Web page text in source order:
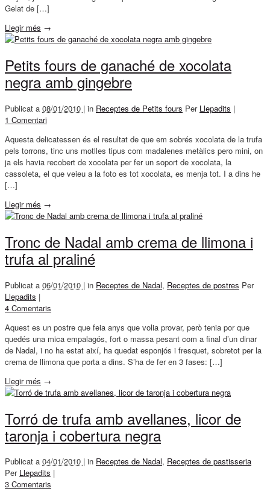
Gelat de […]
Llegir més →
Petits fours de ganaché de xocolata
negra amb gingebre
Publicat a 08/01/2010 | in Receptes de Petits fours Per Llepadits |
1 Comentari
Aquesta delicatessen és el resultat de que em sobrés xocolata de la trufa
pels torrons, tinc uns motlles tipus com madalenes metàlics pero mini, on
ja els havia recobert de xocolata per fer un soport de xocolata, la
cassoleta, el que veieu a la foto es tot xocolata, es menja tot. I a dins he
[…]
Llegir més →
Tronc de Nadal amb crema de llimona i
trufa al praliné
Publicat a 06/01/2010 | in Receptes de Nadal, Receptes de postres Per
Llepadits |
4 Comentaris
Aquest es un postre que feia anys que volia provar, però tenia por que
quedés una mica empalagós, fort o massa pesant com a final d’un dinar
de Nadal, i no ha estat així, ha quedat esponjós i fresquet, sobretot per la
crema de llimona que porta a dins. S’ha de fer en 3 fases: […]
Llegir més →
Torró de trufa amb avellanes, licor de
taronja i cobertura negra
Publicat a 04/01/2010 | in Receptes de Nadal, Receptes de pastisseria
Per Llepadits |
3 Comentaris